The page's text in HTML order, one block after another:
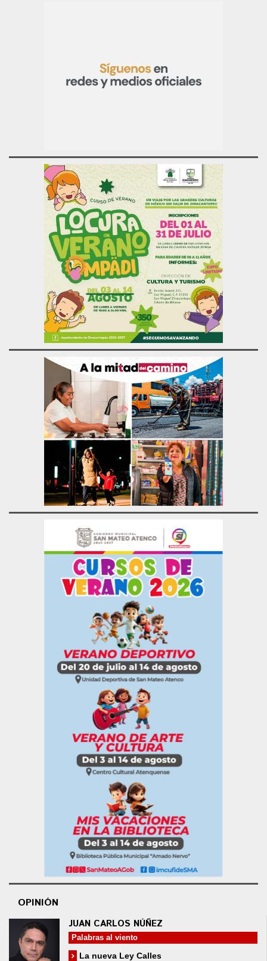
OPINIÓN
JUAN CARLOS NÚÑEZ
Palabras al viento
La nueva Ley Calles